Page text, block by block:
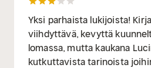
Yksi parhaista lukijoista!
viihdyttävä, kevyttä
lomassa, mutta kaukana
kutkuttavista tarinoista